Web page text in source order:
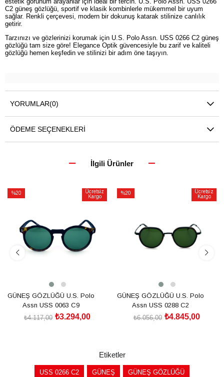
C2 güneş gözlüğü, sportif ve klasik kombinlerle mükemmel bir uyum
sağlar. Renkli çerçevesi, modern bir dokunuş katarak stilinize canlılık
getirir.
Tarzınızı ve gözlerinizi korumak için U.S. Polo Assn. USS 0266 C2 güneş
gözlüğü tam size göre! Elegance Optik güvencesiyle bu zarif ve kaliteli
gözlüğü hemen keşfedin ve stilinizi bir adım öne taşıyın.
YORUMLAR(0)
ÖDEME SEÇENEKLERI
İlgili Ürünler
%20
Ücretsiz
Kargo
GÜNEŞ GÖZLÜĞÜ U.S. Polo
Assn USS 0063 C9
₺3.294,00
₺4.117,00
%20
Ücretsiz
Kargo
GÜNEŞ GÖZLÜĞÜ U.S. Polo
Assn USS 0288 C2
₺4.845,00
₺6.056,00
Etiketler
USS 0266 C2 GÜNEŞ GÜNEŞ GÖZLÜĞÜ